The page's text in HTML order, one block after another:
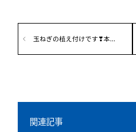
玉ねぎの植え付けです❣本...
関連記事